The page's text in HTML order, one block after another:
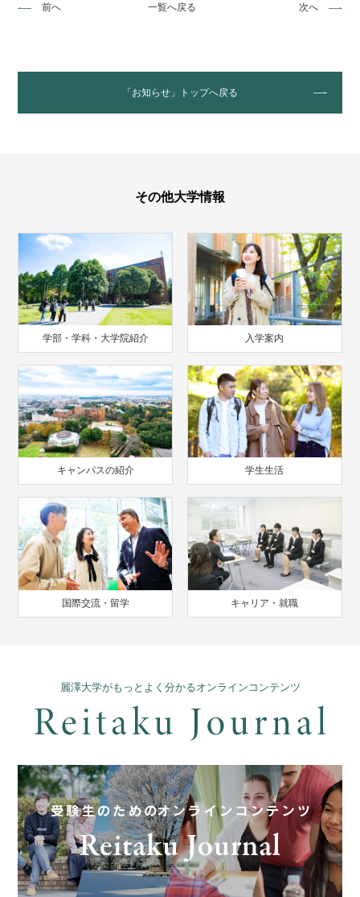
前へ 一覧へ戻る 次へ
「お知らせ」トップへ戻る
その他大学情報
学部・学科・大学院紹介 入学案内
キャンパスの紹介 学生生活
国際交流・留学 キャリア・就職
麗澤大学がもっとよく分かるオンラインコンテンツ